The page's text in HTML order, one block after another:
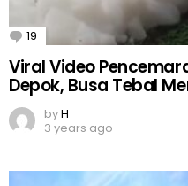
19 Comments
Viral Video
Depok, Busa Tebal
byH
3 years ago